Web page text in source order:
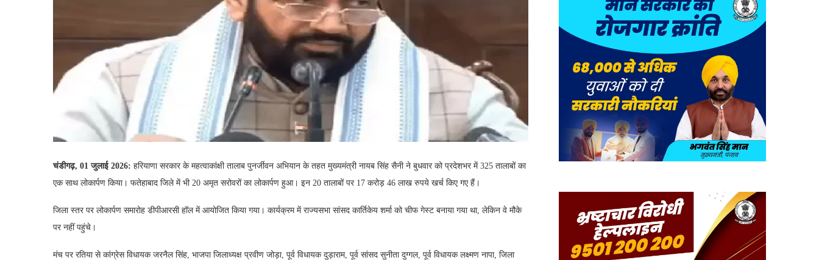
चंडीगढ़, 01 जुलाई 2026: हरियाणा सरकार के महत्वाकांक्षी तालाब पुनर्जीवन अभियान के तहत मुख्यमंत्री नायब सिंह सैनी ने बुधवार को प्रदेशभर में 325 तालाबों का
एक साथ लोकार्पण किया। फतेहाबाद जिले में भी 20 अमृत सरोवरों का लोकार्पण हुआ। इन 20 तालाबों पर 17 करोड़ 46 लाख रुपये खर्च किए गए हैं।
जिला स्तर पर लोकार्पण समारोह डीपीआरसी हॉल में आयोजित किया गया। कार्यक्रम में राज्यसभा सांसद कार्तिकेय शर्मा को चीफ गेस्ट बनाया गया था, लेकिन वे मौके
पर नहीं पहुंचे।
मंच पर रतिया से कांग्रेस विधायक जरनैल सिंह, भाजपा जिलाध्यक्ष प्रवीण जोड़ा, पूर्व विधायक दुड़ाराम, पूर्व सांसद सुनीता दुग्गल, पूर्व विधायक लक्ष्मण नापा, जिला